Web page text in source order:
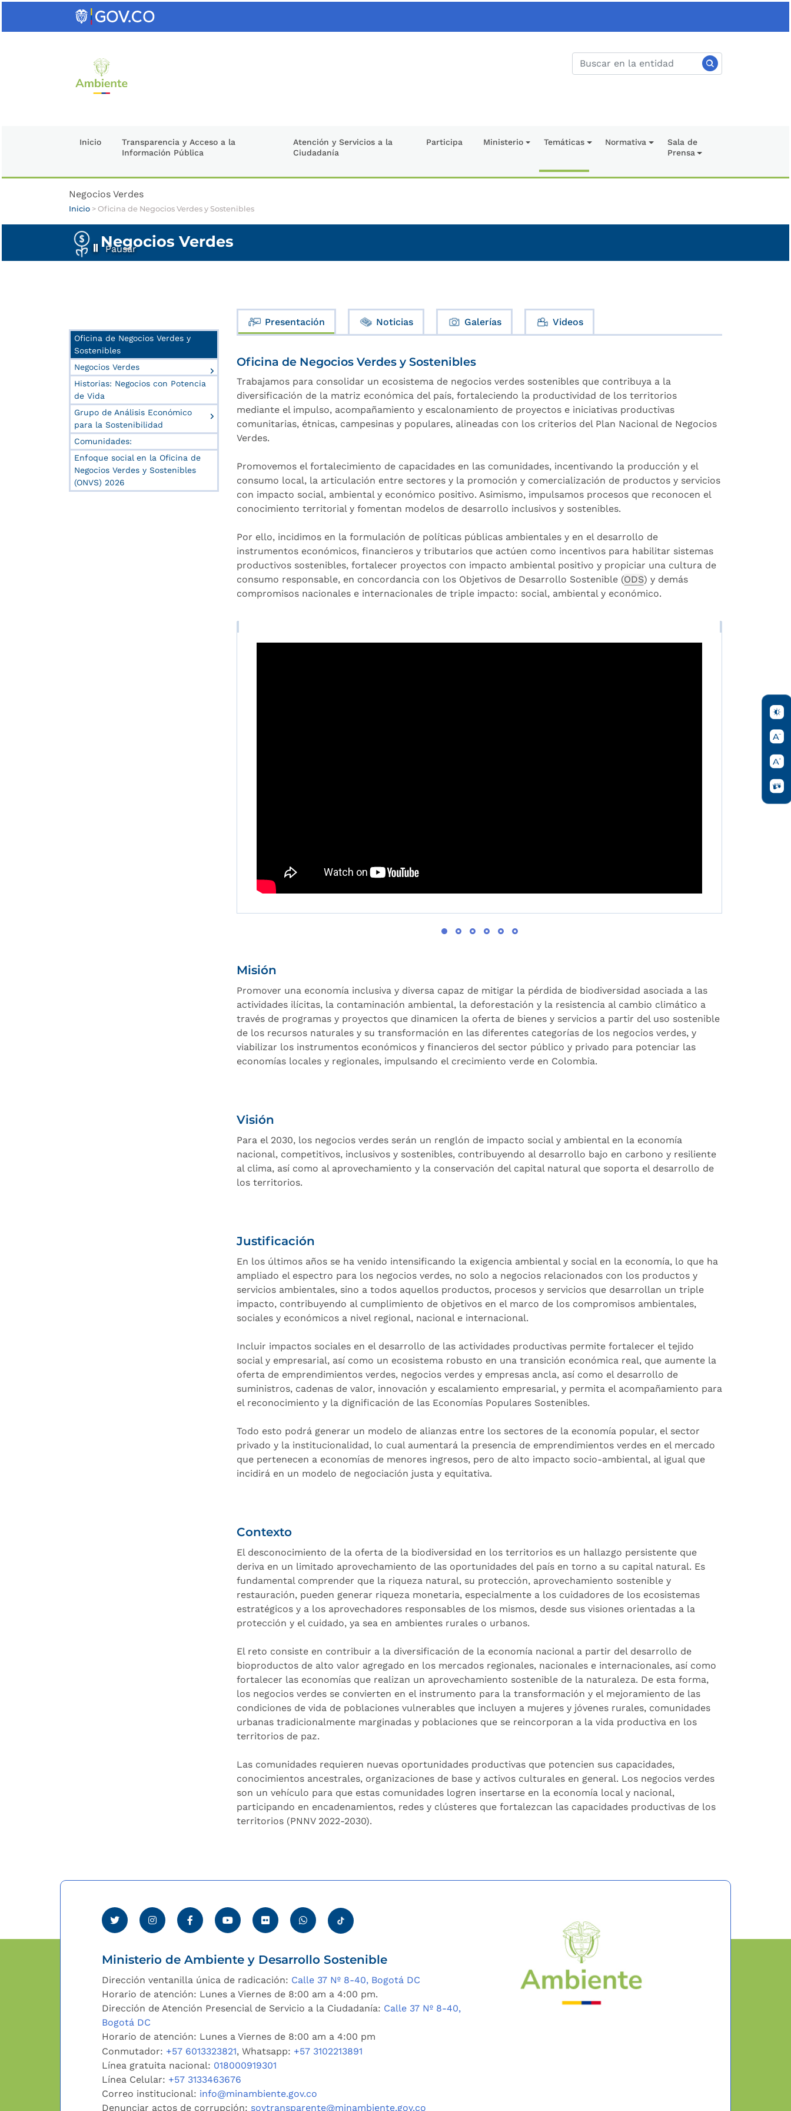
Inicio
Transparencia y Acceso a la
Información Pública
Atención y Servicios a la
Ciudadanía
Participa Ministerio Temáticas Normativa
Sala de
Prensa
Negocios Verdes
Inicio > Oficina de Negocios Verdes y Sostenibles
Negocios Verdes
Pausar
Oficina de Negocios Verdes y
Sostenibles
Negocios Verdes
Historias: Negocios con Potencia
de Vida
Grupo de Análisis Económico
para la Sostenibilidad
Comunidades:
Enfoque social en la Oficina de
Negocios Verdes y Sostenibles
(ONVS) 2026
Presentación Noticias Galerías Videos
Oficina de Negocios Verdes y Sostenibles
Trabajamos para consolidar un ecosistema de negocios verdes sostenibles que contribuya a la
diversificación de la matriz económica del país, fortaleciendo la productividad de los territorios
mediante el impulso, acompañamiento y escalonamiento de proyectos e iniciativas productivas
comunitarias, étnicas, campesinas y populares, alineadas con los criterios del Plan Nacional de Negocios
Verdes.
Promovemos el fortalecimiento de capacidades en las comunidades, incentivando la producción y el
consumo local, la articulación entre sectores y la promoción y comercialización de productos y servicios
con impacto social, ambiental y económico positivo. Asimismo, impulsamos procesos que reconocen el
conocimiento territorial y fomentan modelos de desarrollo inclusivos y sostenibles.
Por ello, incidimos en la formulación de políticas públicas ambientales y en el desarrollo de
instrumentos económicos, financieros y tributarios que actúen como incentivos para habilitar sistemas
productivos sostenibles, fortalecer proyectos con impacto ambiental positivo y propiciar una cultura de
consumo responsable, en concordancia con los Objetivos de Desarrollo Sostenible (ODS) y demás
compromisos nacionales e internacionales de triple impacto: social, ambiental y económico.
Misión
Promover una economía inclusiva y diversa capaz de mitigar la pérdida de biodiversidad asociada a las
actividades ilícitas, la contaminación ambiental, la deforestación y la resistencia al cambio climático a
través de programas y proyectos que dinamicen la oferta de bienes y servicios a partir del uso sostenible
de los recursos naturales y su transformación en las diferentes categorías de los negocios verdes, y
viabilizar los instrumentos económicos y financieros del sector público y privado para potenciar las
economías locales y regionales, impulsando el crecimiento verde en Colombia.
Visión
Para el 2030, los negocios verdes serán un renglón de impacto social y ambiental en la economía
nacional, competitivos, inclusivos y sostenibles, contribuyendo al desarrollo bajo en carbono y resiliente
al clima, así como al aprovechamiento y la conservación del capital natural que soporta el desarrollo de
los territorios.
Justificación
En los últimos años se ha venido intensificando la exigencia ambiental y social en la economía, lo que ha
ampliado el espectro para los negocios verdes, no solo a negocios relacionados con los productos y
servicios ambientales, sino a todos aquellos productos, procesos y servicios que desarrollan un triple
impacto, contribuyendo al cumplimiento de objetivos en el marco de los compromisos ambientales,
sociales y económicos a nivel regional, nacional e internacional.
Incluir impactos sociales en el desarrollo de las actividades productivas permite fortalecer el tejido
social y empresarial, así como un ecosistema robusto en una transición económica real, que aumente la
oferta de emprendimientos verdes, negocios verdes y empresas ancla, así como el desarrollo de
suministros, cadenas de valor, innovación y escalamiento empresarial, y permita el acompañamiento para
el reconocimiento y la dignificación de las Economías Populares Sostenibles.
Todo esto podrá generar un modelo de alianzas entre los sectores de la economía popular, el sector
privado y la institucionalidad, lo cual aumentará la presencia de emprendimientos verdes en el mercado
que pertenecen a economías de menores ingresos, pero de alto impacto socio-ambiental, al igual que
incidirá en un modelo de negociación justa y equitativa.
Contexto
El desconocimiento de la oferta de la biodiversidad en los territorios es un hallazgo persistente que
deriva en un limitado aprovechamiento de las oportunidades del país en torno a su capital natural. Es
fundamental comprender que la riqueza natural, su protección, aprovechamiento sostenible y
restauración, pueden generar riqueza monetaria, especialmente a los cuidadores de los ecosistemas
estratégicos y a los aprovechadores responsables de los mismos, desde sus visiones orientadas a la
protección y el cuidado, ya sea en ambientes rurales o urbanos.
El reto consiste en contribuir a la diversificación de la economía nacional a partir del desarrollo de
bioproductos de alto valor agregado en los mercados regionales, nacionales e internacionales, así como
fortalecer las economías que realizan un aprovechamiento sostenible de la naturaleza. De esta forma,
los negocios verdes se convierten en el instrumento para la transformación y el mejoramiento de las
condiciones de vida de poblaciones vulnerables que incluyen a mujeres y jóvenes rurales, comunidades
urbanas tradicionalmente marginadas y poblaciones que se reincorporan a la vida productiva en los
territorios de paz.
Las comunidades requieren nuevas oportunidades productivas que potencien sus capacidades,
conocimientos ancestrales, organizaciones de base y activos culturales en general. Los negocios verdes
son un vehículo para que estas comunidades logren insertarse en la economía local y nacional,
participando en encadenamientos, redes y clústeres que fortalezcan las capacidades productivas de los
territorios (PNNV 2022-2030).
Ministerio de Ambiente y Desarrollo Sostenible
Dirección ventanilla única de radicación: Calle 37 Nº 8-40, Bogotá DC
Horario de atención: Lunes a Viernes de 8:00 am a 4:00 pm.
Dirección de Atención Presencial de Servicio a la Ciudadanía: Calle 37 Nº 8-40,
Bogotá DC
Horario de atención: Lunes a Viernes de 8:00 am a 4:00 pm
Conmutador: +57 6013323821, Whatsapp: +57 3102213891
Línea gratuita nacional: 018000919301
Línea Celular: +57 3133463676
Correo institucional: info@minambiente.gov.co
Denunciar actos de corrupción: soytransparente@minambiente.gov.co